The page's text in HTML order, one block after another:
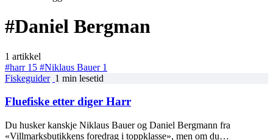
#Daniel Bergman
1 artikkel
#harr 15 #Niklaus Bauer 1
Fiskeguider 1 min lesetid
Fluefiske etter diger Harr
Du husker kanskje Niklaus Bauer og Daniel Bergmann fra
«Villmarksbutikkens foredrag i toppklasse», men om du…